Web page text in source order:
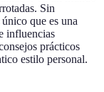
Sin
que es una
influencias
prácticos
estilo personal.